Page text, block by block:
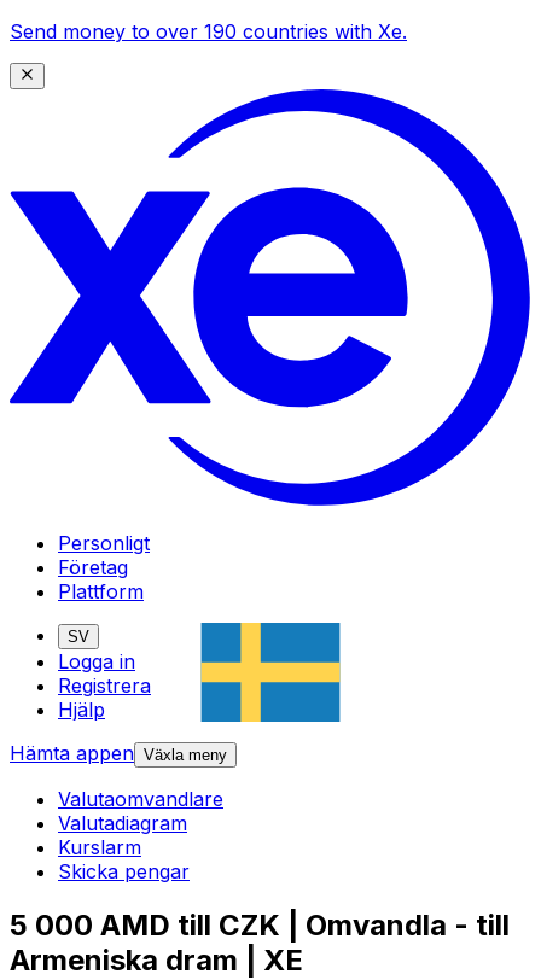
Send money to over 190 countries with Xe.
Personligt
Företag
Plattform
SV
Logga in
Registrera
Hjälp
Hämta appen Växla meny
Valutaomvandlare
Valutadiagram
Kurslarm
Skicka pengar
5 000 AMD till CZK | Omvandla - till
Armeniska dram | XE